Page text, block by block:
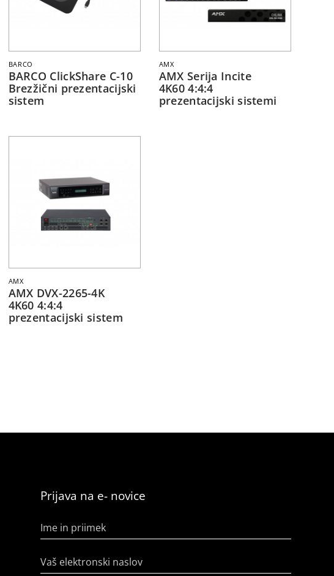
BARCO
BARCO ClickShare C-10
Brezžični prezentacijski
sistem
AMX
AMX Serija Incite
4K60 4:4:4
prezentacijski sistemi
AMX
AMX DVX-2265-4K
4K60 4:4:4
prezentacijski sistem
Prijava na e- novice
Ime in priimek
Vaš elektronski naslov